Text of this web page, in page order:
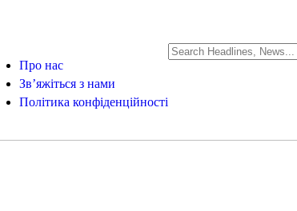
Про нас
Зв’яжіться з нами
Політика конфіденційності